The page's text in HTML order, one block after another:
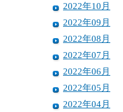
2022年10月
2022年09月
2022年08月
2022年07月
2022年06月
2022年05月
2022年04月